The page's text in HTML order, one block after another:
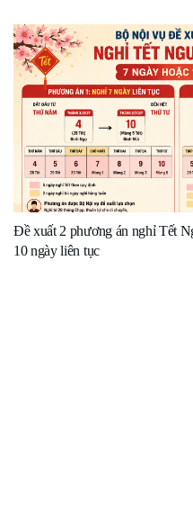
Đề xuất 2 phương án nghỉ Tết
10 ngày liên tục